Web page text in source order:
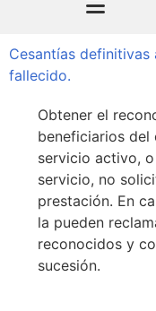
Cesantías
fallecido.
Obtener el
beneficiarios del
servicio activo,
servicio, no
prestación. En
la pueden
reconocidos y
sucesión.